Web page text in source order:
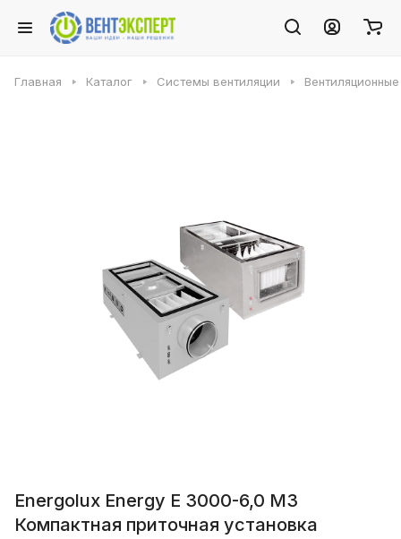
Главная Каталог Системы вентиляции
Energolux Energy E 3000-6,0 M3
Компактная приточная установка